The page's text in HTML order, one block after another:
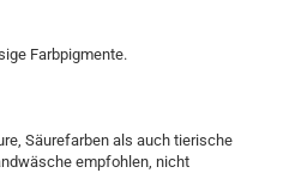
Farbpigmente.
Säurefarben als auch tierische
empfohlen, nicht